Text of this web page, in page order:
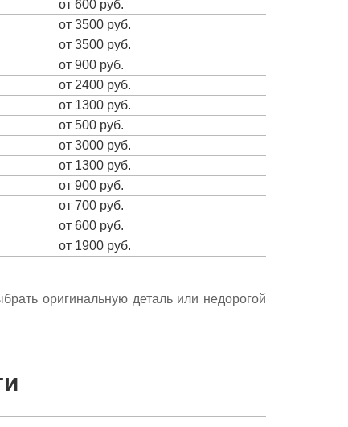
от 600 руб.
от 3500 руб.
от 3500 руб.
от 900 руб.
от 2400 руб.
от 1300 руб.
от 500 руб.
от 3000 руб.
от 1300 руб.
от 900 руб.
от 700 руб.
от 600 руб.
от 1900 руб.
оригинальную деталь или недорогой